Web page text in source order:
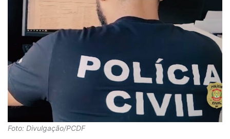
Foto: Divulgação/PCDF